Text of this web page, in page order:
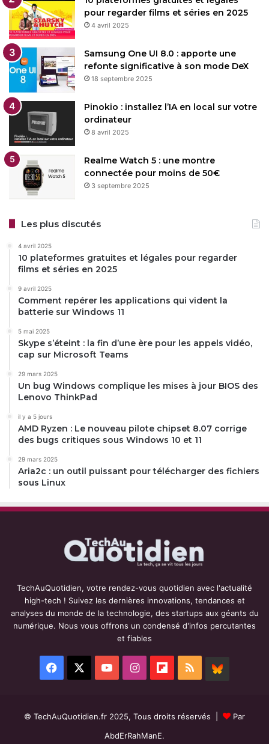
pour regarder films et séries en 2025
4 avril 2025
Samsung One UI 8.0 : apporte une
refonte significative à son mode DeX
18 septembre 2025
Pinokio : installez l’IA en local sur votre
ordinateur
8 avril 2025
Realme Watch 5 : une montre
connectée pour moins de 50€
3 septembre 2025
Les plus discutés
4 avril 2025
10 plateformes gratuites et légales pour regarder
films et séries en 2025
9 avril 2025
Comment repérer les applications qui vident la
batterie sur Windows 11
5 mai 2025
Skype s’éteint : la fin d’une ère pour les appels vidéo,
cap sur Microsoft Teams
29 mars 2025
Un bug Windows complique les mises à jour BIOS des
Lenovo ThinkPad
il y a 5 jours
AMD Ryzen : Le nouveau pilote chipset 8.07 corrige
des bugs critiques sous Windows 10 et 11
29 mars 2025
Aria2c : un outil puissant pour télécharger des fichiers
sous Linux
TechAuQuotidien, votre rendez-vous quotidien avec l'actualité
high-tech ! Suivez les dernières innovations, tendances et
analyses du monde de la technologie, des startups aux géants du
numérique. Nous vous offrons un condensé d'infos percutantes
et fiables
Facebook YouTubeInstagramFlipboard
RSS
© TechAuQuotidien.fr 2025, Tous droits réservés |
Par
AbdErRahManE.